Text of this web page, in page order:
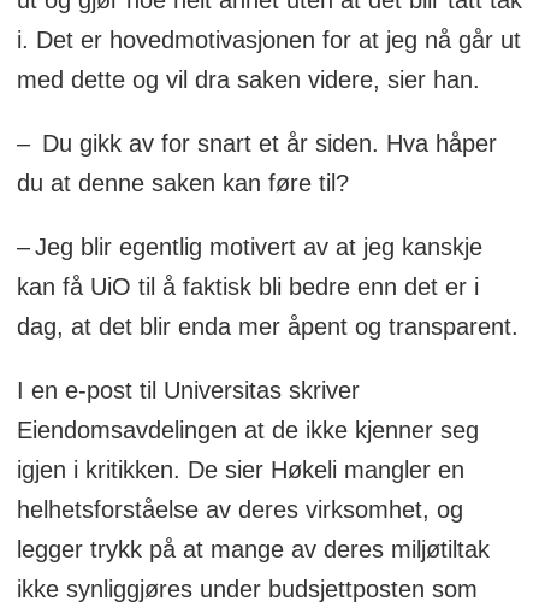
i. Det er hovedmotivasjonen for at jeg nå går ut
med dette og vil dra saken videre, sier han.
– Du gikk av for snart et år siden. Hva håper
du at denne saken kan føre til?
– Jeg blir egentlig motivert av at jeg kanskje
kan få UiO til å faktisk bli bedre enn det er i
dag, at det blir enda mer åpent og transparent.
I en e-post til Universitas skriver
Eiendomsavdelingen at de ikke kjenner seg
igjen i kritikken. De sier Høkeli mangler en
helhetsforståelse av deres virksomhet, og
legger trykk på at mange av deres miljøtiltak
ikke synliggjøres under budsjettposten som